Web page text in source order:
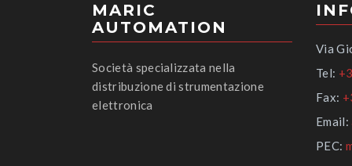
MARIC
AUTOMATION
Società specializzata nella
distribuzione di strumentazione
elettronica
Via
Tel:
Fax:
Email:
PEC: